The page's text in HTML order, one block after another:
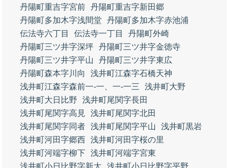
丹陽町重吉字宮前 丹陽町重吉字新田郷
丹陽町多加木字浅間堂
丹陽町多加木字赤池浦
伝法寺六丁目
伝法寺一丁目
丹陽町外崎
丹陽町三ツ井字深坪 丹陽町三ツ井字金徳寺
丹陽町三ツ井字平山
丹陽町三ツ井字東広
丹陽町森本字川向
浅井町江森字石橋天神
浅井町江森字森前一‐一、一‐一三
浅井町大野
浅井町大日比野
浅井町尾関字長田
浅井町尾関字高見
浅井町尾関字北田
浅井町尾関字同者 浅井町尾関字平山
浅井町黒岩
浅井町河田字郷西 浅井町河田字桜の里
浅井町河端字柳下 浅井町河端字宮東
浅井町小日比野字新太
浅井町小日比野字平野